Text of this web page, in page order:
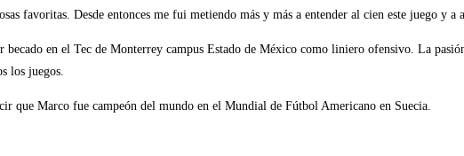
favoritas. Desde entonces me fui metiendo más y más a entender al cien este juego y a
becado en el Tec de Monterrey campus Estado de México como liniero ofensivo. La
los juegos.
que Marco fue campeón del mundo en el Mundial de Fútbol Americano en Suecia.